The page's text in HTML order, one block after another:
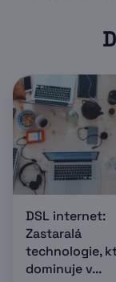
DSL internet:
Zastaralá
technologie,
dominuje v...